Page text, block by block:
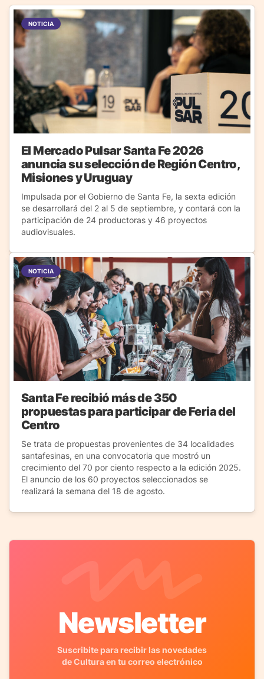
NOTICIA
El Mercado Pulsar Santa Fe 2026
anuncia su selección de Región Centro,
Misiones y Uruguay
Impulsada por el Gobierno de Santa Fe, la sexta edición
se desarrollará del 2 al 5 de septiembre, y contará con la
participación de 24 productoras y 46 proyectos
audiovisuales.
NOTICIA
Santa Fe recibió más de 350
propuestas para participar de Feria del
Centro
Se trata de propuestas provenientes de 34 localidades
santafesinas, en una convocatoria que mostró un
crecimiento del 70 por ciento respecto a la edición 2025.
El anuncio de los 60 proyectos seleccionados se
realizará la semana del 18 de agosto.
Newsletter
Suscribite para recibir las novedades
de Cultura en tu correo electrónico